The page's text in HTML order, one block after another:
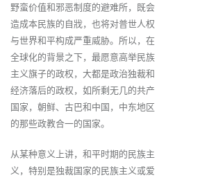
野蛮价值和邪恶制度的避难所，既会
造成本民族的自戕，也将对普世人权
与世界和平构成严重威胁。所以，在
全球化的背景之下，最愿意高举民族
主义旗子的政权，大都是政治独裁和
经济落后的政权，如所剩无几的共产
国家，朝鲜、古巴和中国，中东地区
的那些政教合一的国家。
从某种意义上讲，和平时期的民族主
义，特别是独裁国家的民族主义或爱